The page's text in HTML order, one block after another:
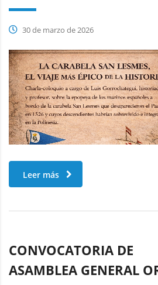
30 de marzo de 2026
Leer más
CONVOCATORIA DE
ASAMBLEA GENERAL